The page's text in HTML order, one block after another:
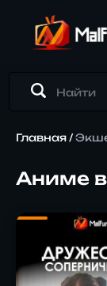
Главная/
Аниме